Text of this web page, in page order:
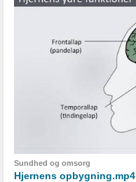
Sundhed og omsorg
Hjernens opbygning.mp4